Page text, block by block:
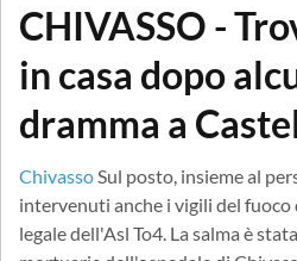
CHIVASSO -
in casa dopo
dramma a
Chivasso Sul posto, insieme al
intervenuti anche i vigili del fuoco
legale dell'Asl To4. La salma è